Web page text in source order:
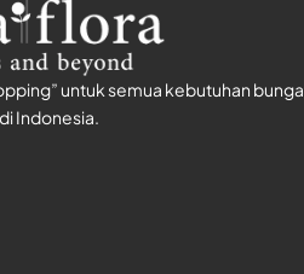
untuk semua kebutuhan bunga
Indonesia.